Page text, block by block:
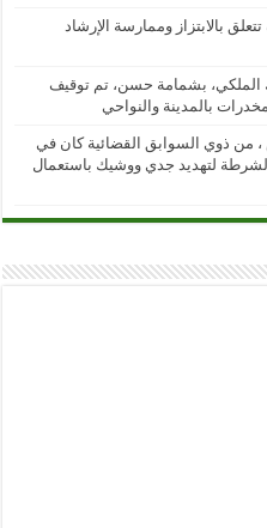
بالابتزاز وممارسة الإرشاد
الملكي، بشمامة حسن، تم توقيف
بالمدينة والنواحي
من ذوي السوابق القضائية كان في
لتهديد جدي ووشيك باستعمال